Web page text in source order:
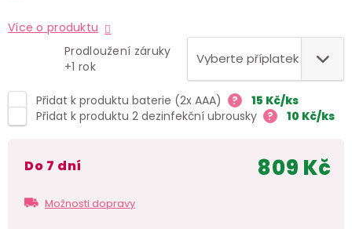
Více o produktu
Prodloužení záruky
+1 rok
Přidat k produktu baterie (2x AAA) ? 15 Kč/ks
Přidat k produktu 2 dezinfekční ubrousky
? 10 Kč/ks
do 7 dní
Možnosti dopravy
809 Kč